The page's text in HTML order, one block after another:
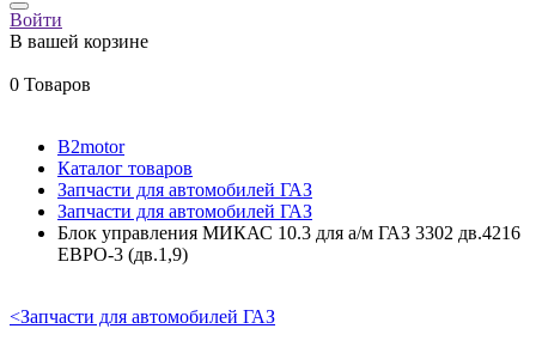
Войти
В вашей корзине
0 Товаров
B2motor
Каталог товаров
Запчасти для автомобилей ГАЗ
Запчасти для автомобилей ГАЗ
Блок управления МИКАС 10.3 для а/м ГАЗ 3302 дв.4216
ЕВРО-3 (дв.1,9)
<Запчасти для автомобилей ГАЗ